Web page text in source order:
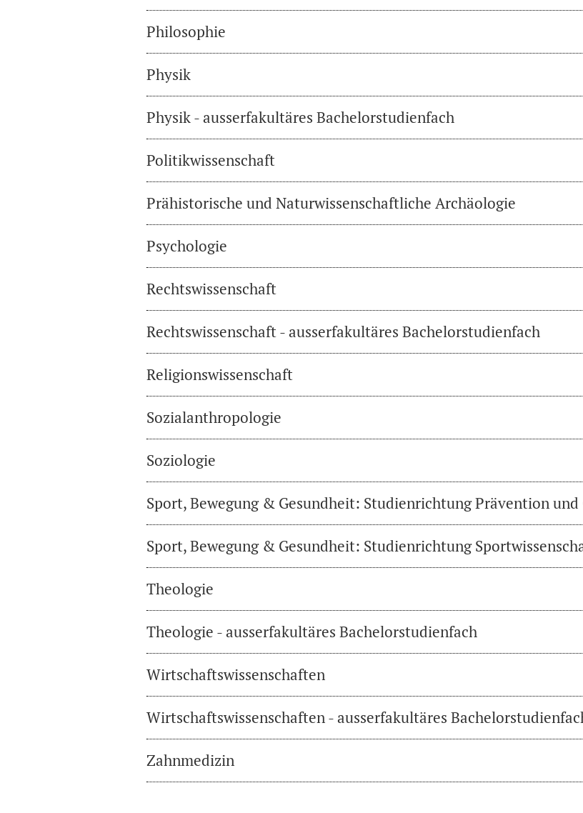
Philosophie
Physik
Physik - ausserfakultäres Bachelorstudienfach
Politikwissenschaft
Prähistorische und Naturwissenschaftliche Archäologie
Psychologie
Rechtswissenschaft
Rechtswissenschaft - ausserfakultäres Bachelorstudienfach
Religionswissenschaft
Sozialanthropologie
Soziologie
Sport, Bewegung & Gesundheit: Studienrichtung Prävention
Sport, Bewegung & Gesundheit: Studienrichtung
Theologie
Theologie - ausserfakultäres Bachelorstudienfach
Wirtschaftswissenschaften
Wirtschaftswissenschaften - ausserfakultäres
Zahnmedizin